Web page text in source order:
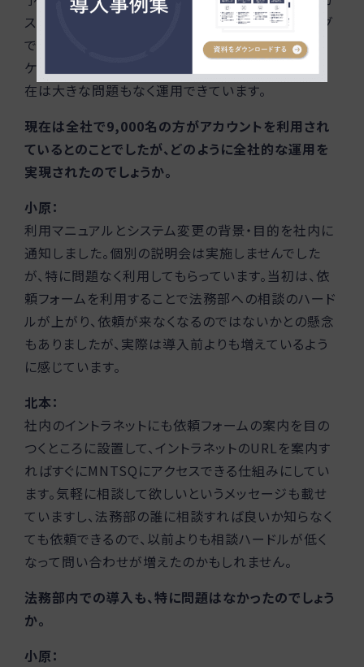
スタマーサクセスご担当者が毎週の定例ミーティング
でこちらの要望をしっかり吸い上げ、丁寧にコミュニ
ケーションを取っていただき、助かりました。結果、現
在は大きな問題もなく運用できています。
現在は全社で9,000名の方がアカウントを利用され
ているとのことでしたが、どのように全社的な運用を
実現されたのでしょうか。
小原：
利用マニュアルとシステム変更の背景・目的を社内に
通知しました。個別の説明会は実施しませんでした
が、特に問題なく利用してもらっています。当初は、依
頼フォームを利用することで法務部への相談のハード
ルが上がり、依頼が来なくなるのではないかとの懸念
もありましたが、実際は導入前よりも増えているよう
に感じています。
北本：
社内のイントラネットにも依頼フォームの案内を目の
つくところに設置して、イントラネットのURLを案内す
ればすぐにMNTSQにアクセスできる仕組みにしてい
ます。気軽に相談して欲しいというメッセージも載せ
ていますし、法務部の誰に相談すれば良いか知らなく
ても依頼できるので、以前よりも相談ハードルが低く
なって問い合わせが増えたのかもしれません。
法務部内での導入も、特に問題はなかったのでしょう
か。
小原：